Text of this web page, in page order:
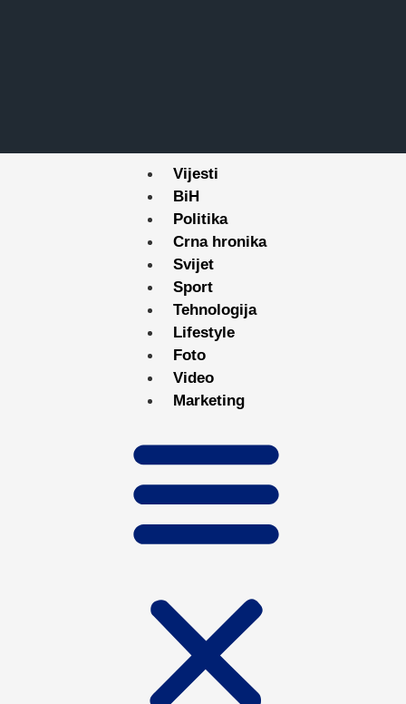
Vijesti
BiH
Politika
Crna hronika
Svijet
Sport
Tehnologija
Lifestyle
Foto
Video
Marketing